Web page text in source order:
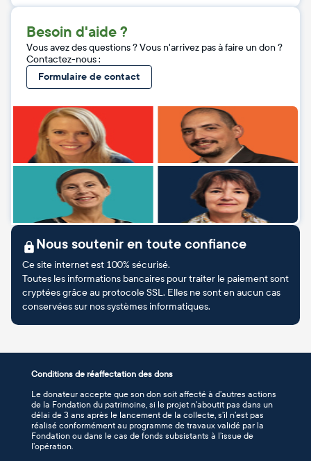
Besoin d'aide ?
Vous avez des questions ? Vous n'arrivez pas à faire un don ?
Contactez-nous :
Formulaire de contact
Nous soutenir en toute confiance
Ce site internet est 100% sécurisé.
Toutes les informations bancaires pour traiter le paiement sont
cryptées grâce au protocole SSL. Elles ne sont en aucun cas
conservées sur nos systèmes informatiques.
Conditions de réaffectation des dons
Le donateur accepte que son don soit affecté à d’autres actions
de la Fondation du patrimoine, si le projet n’aboutit pas dans un
délai de 3 ans après le lancement de la collecte, s’il n’est pas
réalisé conformément au programme de travaux validé par la
Fondation ou dans le cas de fonds subsistants à l’issue de
l’opération.